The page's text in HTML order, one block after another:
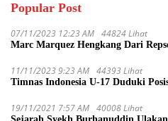
Popular Post
07/11/2023 12:23 AM 44824 Lihat
Marc Marquez Hengkang Dari
11/11/2023 9:23 AM 44393 Lihat
Timnas Indonesia U-17 Duduki
19/11/2021 7:57 AM 40008 Lihat